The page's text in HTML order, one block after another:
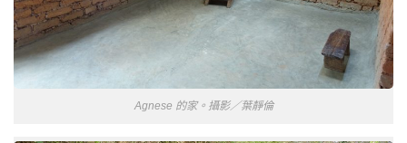
Agnese 的家。攝影／葉靜倫